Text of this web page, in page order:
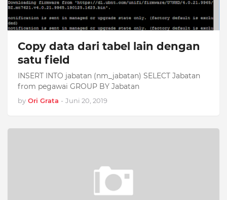
Copy data dari tabel lain dengan
satu field
INSERT INTO jabatan (nm_jabatan) SELECT Jabatan
from pegawai GROUP BY Jabatan
by Ori Grata - Juni 20, 2019